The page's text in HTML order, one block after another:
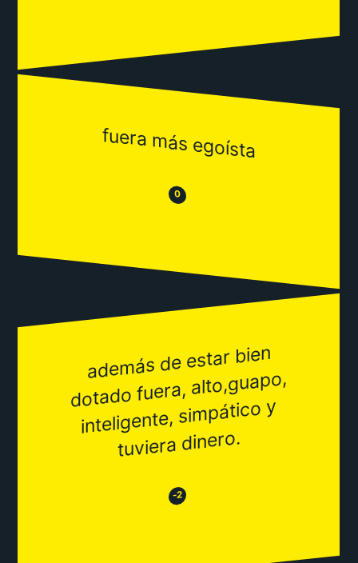
fuera más egoísta
😒 0 😂
ade
más de estar bien
dotado fuera, alto,guapo,
inteligente, si
mpático y
tuviera dinero.
😒 -2 😂